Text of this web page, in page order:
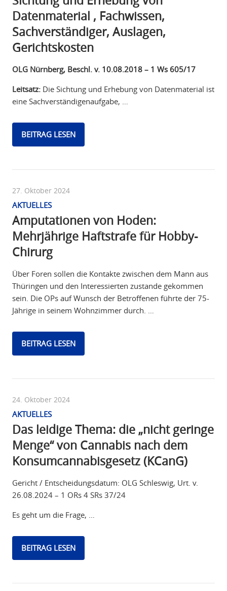
Datenmaterial , Fachwissen,
Sachverständiger, Auslagen,
Gerichtskosten
OLG Nürnberg, Beschl. v. 10.08.2018 – 1 Ws 605/17
Leitsatz:Die Sichtung und Erhebung von Datenmaterial ist
eine Sachverständigenaufgabe, …
BEITRAG LESEN
27. Oktober 2024
AKTUELLES
Amputationen von Hoden:
Mehrjährige Haftstrafe für Hobby-
Chirurg
Über Foren sollen die Kontakte zwischen dem Mann aus
Thüringen und den Interessierten zustande gekommen
sein. Die OPs auf Wunsch der Betroffenen führte der 75-
Jährige in seinem Wohnzimmer durch. …
BEITRAG LESEN
24. Oktober 2024
AKTUELLES
Das leidige Thema: die „nicht geringe
Menge“ von Cannabis nach dem
Konsumcannabisgesetz (KCanG)
Gericht / Entscheidungsdatum: OLG Schleswig, Urt. v.
26.08.2024 – 1 ORs 4 SRs 37/24
Es geht um die Frage, …
BEITRAG LESEN